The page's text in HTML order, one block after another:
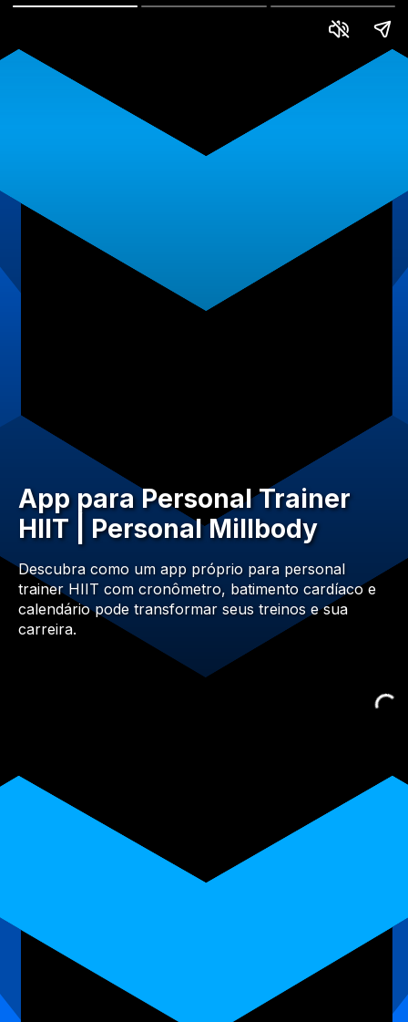
App para Personal Trainer
HIIT | Personal Millbody
Descubra como um app próprio para personal
trainer HIIT com cronômetro, batimento cardíaco e
calendário pode transformar seus treinos e sua
carreira.